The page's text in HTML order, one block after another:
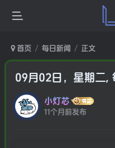
首页 每日新闻 正文
09月02日，星期二,
小灯芯
11个月前发布